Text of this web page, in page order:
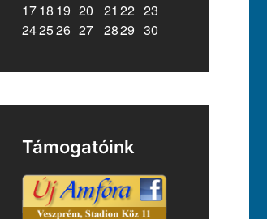
1718 19 20 21 22 23
242526 27 2829 30
Támogatóink